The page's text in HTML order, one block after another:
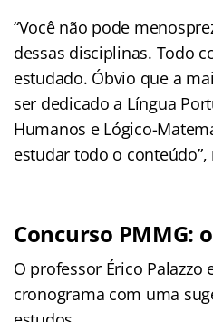
“Você não pode
dessas disciplinas. Todo
estudado. Óbvio que a
ser dedicado a Língua
Humanos e Lógico-
estudar todo o conteúdo”,
Concurso PMMG:
O professor Érico Palazzo
cronograma com uma